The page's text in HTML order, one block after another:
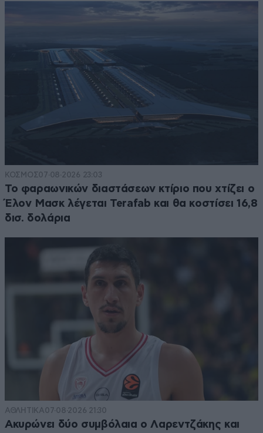
ΚΟΣΜΟΣ07·08·2026 23:03
Το φαραωνικών διαστάσεων κτίριο που χτίζει ο
Έλον Μασκ λέγεται Terafab και θα κοστίσει 16,8
δισ. δολάρια
ΑΘΛΗΤΙΚΑ07·08·2026 21:30
Ακυρώνει δύο συμβόλαια ο Λαρεντζάκης και